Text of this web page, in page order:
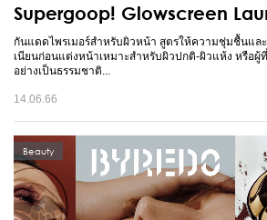
Supergoop! Glowscreen
กันแดดไพรเมอร์สำหรับผิวหน้า สูตรให้ความชุ่มชื้นและ
เนียนก่อนแต่งหน้าเหมาะสำหรับผิวปกติ-ผิวแห้ง หรือผู้
อย่างเป็นธรรมชาติ...
14.06.66
Beauty